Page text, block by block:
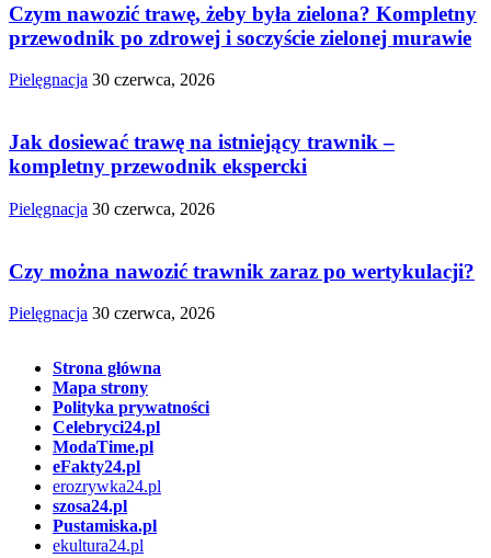
Czym nawozić trawę, żeby była zielona? Kompletny
przewodnik po zdrowej i soczyście zielonej murawie
Pielęgnacja 30 czerwca, 2026
Jak dosiewać trawę na istniejący trawnik –
kompletny przewodnik ekspercki
Pielęgnacja 30 czerwca, 2026
Czy można nawozić trawnik zaraz po wertykulacji?
Pielęgnacja 30 czerwca, 2026
Strona główna
Mapa strony
Polityka prywatności
Celebryci24.pl
ModaTime.pl
eFakty24.pl
erozrywka24.pl
szosa24.pl
Pustamiska.pl
ekultura24.pl